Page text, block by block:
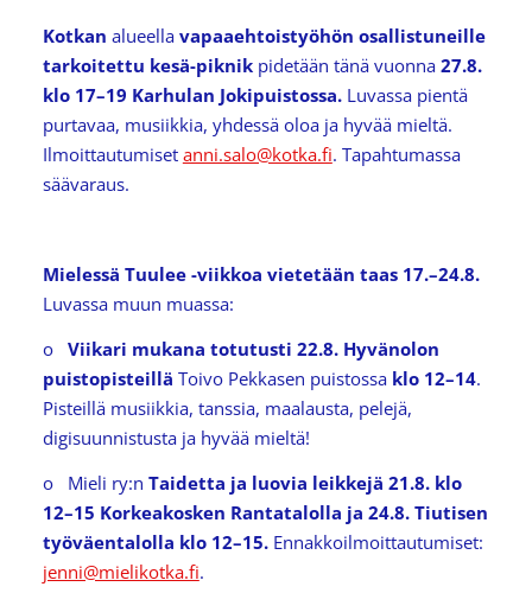
Kotkan alueella vapaaehtoistyöhön osallistuneille
tarkoitettu kesä-piknikpidetään tänä vuonna 27.8.
klo 17–19 Karhulan Jokipuistossa.Luvassa pientä
purtavaa, musiikkia, yhdessä oloa ja hyvää mieltä.
Ilmoittautumiset anni.salo@kotka.fi. Tapahtumassa
säävaraus.
Mielessä Tuulee -viikkoa vietetään taas 17.–24.8.
Luvassa muun muassa:
o Viikari mukana totutusti 22.8. Hyvänolon
puistopisteillä Toivo Pekkasen puistossa klo 12–14.
Pisteillä musiikkia, tanssia, maalausta, pelejä,
digisuunnistusta ja hyvää mieltä!
o Mieli ry:n Taidetta ja luovia leikkejä 21.8. klo
12–15 Korkeakosken Rantatalolla ja 24.8. Tiutisen
työväentalolla klo 12–15. Ennakkoilmoittautumiset:
jenni@mielikotka.fi.